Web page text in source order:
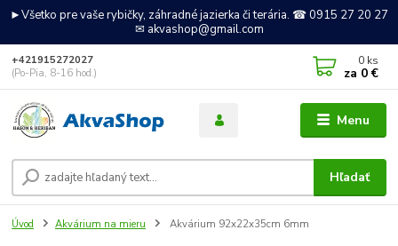
►Všetko pre vaše rybičky, záhradné jazierka či terária. ☎ 0915 27 20 27
✉ akvashop@gmail.com
Menu
Hľadať
+421915272027
(Po-Pia, 8-16 hod.)
0 ks
za 0 €
Úvod Akvárium na mieru Akvárium 92x22x35cm 6mm